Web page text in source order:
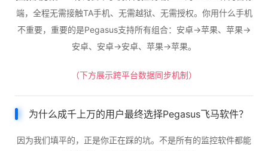
端，全程无需接触TA手机、无需越狱、无需授权。你用什么手机
不重要，重要的是Pegasus支持所有组合：安卓→苹果、苹果→
安卓、安卓→安卓、苹果→苹果。
（下方展示跨平台数据同步机制）
为什么成千上万的用户最终选择Pegasus飞马软件？
因为我们填平的，正是你正在踩的坑。不是所有的监控软件都能